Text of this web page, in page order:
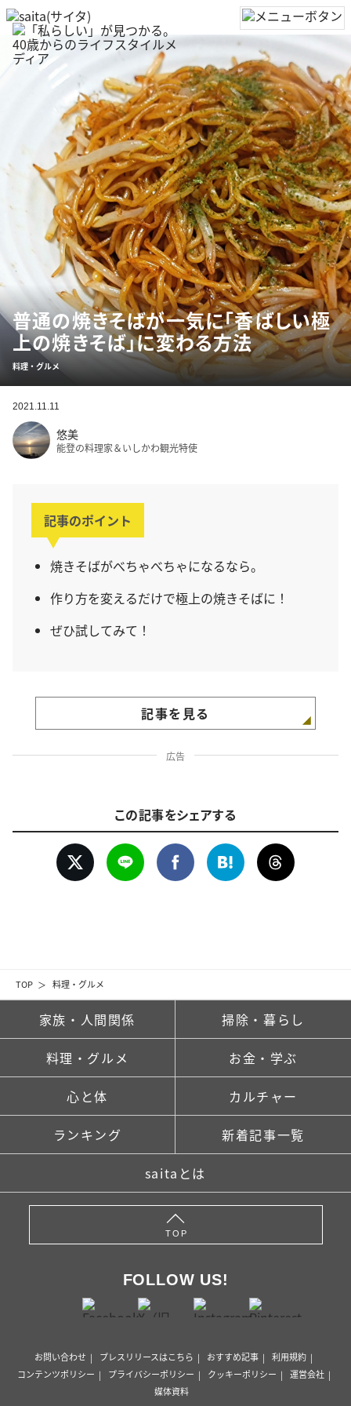
TOP 料理・グルメ
普通の焼きそばが一気に「香ばしい極
上の焼きそば」に変わる方法
料理・グルメ
2021.11.11
悠美
能登の料理家＆いしかわ観光特使
記事のポイント
焼きそばがべちゃべちゃになるなら。
作り方を変えるだけで極上の焼きそばに！
ぜひ試してみて！
記事を見る
広告
この記事をシェアする
家族・人間関係 掃除・暮らし
料理・グルメ お金・学ぶ
心と体 カルチャー
ランキング 新着記事一覧
saitaとは
TOP
FOLLOW US!
お問い合わせ プレスリリースはこちら おすすめ記事
利用規約
コンテンツポリシー
プライバシーポリシー クッキーポリシー
運営会社
媒体資料